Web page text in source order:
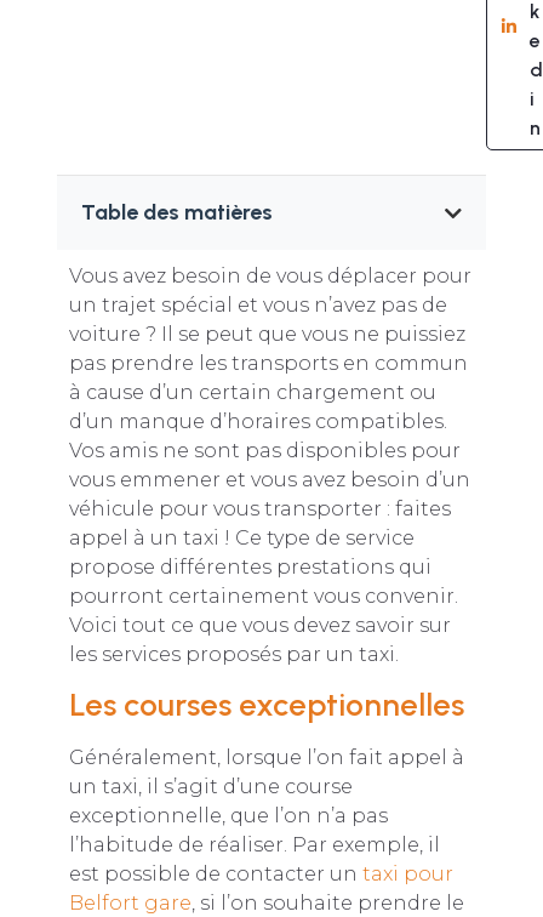
k
e
d
i
n
Table des matières
Vous avez besoin de vous déplacer pour
un trajet spécial et vous n’avez pas de
voiture ? Il se peut que vous ne puissiez
pas prendre les transports en commun
à cause d’un certain chargement ou
d’un manque d’horaires compatibles.
Vos amis ne sont pas disponibles pour
vous emmener et vous avez besoin d’un
véhicule pour vous transporter : faites
appel à un taxi ! Ce type de service
propose différentes prestations qui
pourront certainement vous convenir.
Voici tout ce que vous devez savoir sur
les services proposés par un taxi.
Les courses exceptionnelles
Généralement, lorsque l’on fait appel à
un taxi, il s’agit d’une course
exceptionnelle, que l’on n’a pas
l’habitude de réaliser. Par exemple, il
est possible de contacter un taxi pour
Belfort gare, si l’on souhaite prendre le